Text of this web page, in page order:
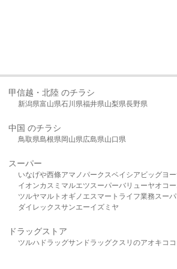
甲信越・北陸 のチラシ
新潟県富山県石川県福井県山梨県長野県
中国 のチラシ
鳥取県島根県岡山県広島県山口県
スーパー
いなげや西條アマノパークスベイシア ビッグヨ
イオンカスミ マルエツスーパーバリューヤオコー
ツルヤマルト オギノ エスマート ライフ業務スー
ダイレックスサンエーイズミヤ
ドラッグストア
ツルハドラッグサンドラッグクスリのアオキ コ